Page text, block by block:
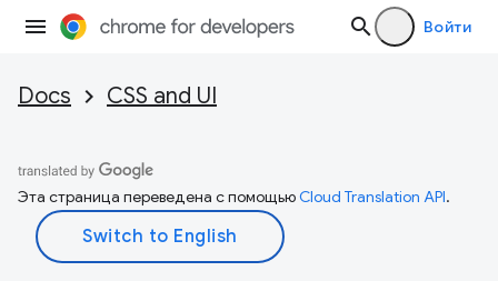
Войти
Docs CSS and UI
Эта страница переведена с помощьюCloud Translation API.